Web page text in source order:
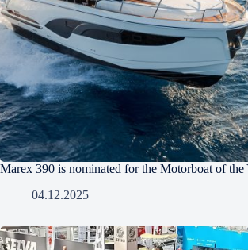
Marex 390 is nominated for the Motorboat of the
04.12.2025